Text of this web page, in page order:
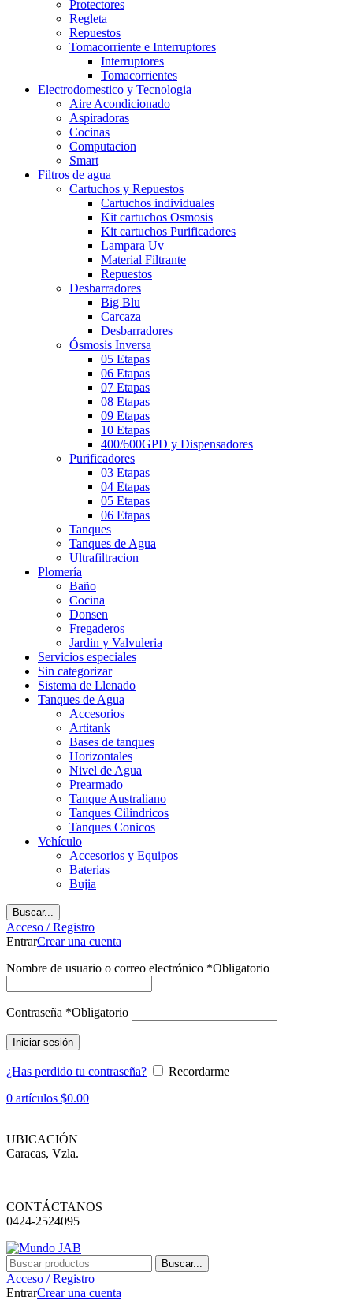
Protectores
Regleta
Repuestos
Tomacorriente e Interruptores
Interruptores
Tomacorrientes
Electrodomestico y Tecnologia
Aire Acondicionado
Aspiradoras
Cocinas
Computacion
Smart
Filtros de agua
Cartuchos y Repuestos
Cartuchos individuales
Kit cartuchos Osmosis
Kit cartuchos Purificadores
Lampara Uv
Material Filtrante
Repuestos
Desbarradores
Big Blu
Carcaza
Desbarradores
Ósmosis Inversa
05 Etapas
06 Etapas
07 Etapas
08 Etapas
09 Etapas
10 Etapas
400/600GPD y Dispensadores
Purificadores
03 Etapas
04 Etapas
05 Etapas
06 Etapas
Tanques
Tanques de Agua
Ultrafiltracion
Plomería
Baño
Cocina
Donsen
Fregaderos
Jardin y Valvuleria
Servicios especiales
Sin categorizar
Sistema de Llenado
Tanques de Agua
Accesorios
Artitank
Bases de tanques
Horizontales
Nivel de Agua
Prearmado
Tanque Australiano
Tanques Cilindricos
Tanques Conicos
Vehículo
Accesorios y Equipos
Baterias
Bujia
Buscar...
Acceso / Registro
EntrarCrear una cuenta
Nombre de usuario o correo electrónico *Obligatorio
Contraseña *Obligatorio
Iniciar sesión
¿Has perdido tu contraseña?
Recordarme
0 artículos $0.00
UBICACIÓN
Caracas, Vzla.
CONTÁCTANOS
0424-2524095
Buscar...
Acceso / Registro
EntrarCrear una cuenta